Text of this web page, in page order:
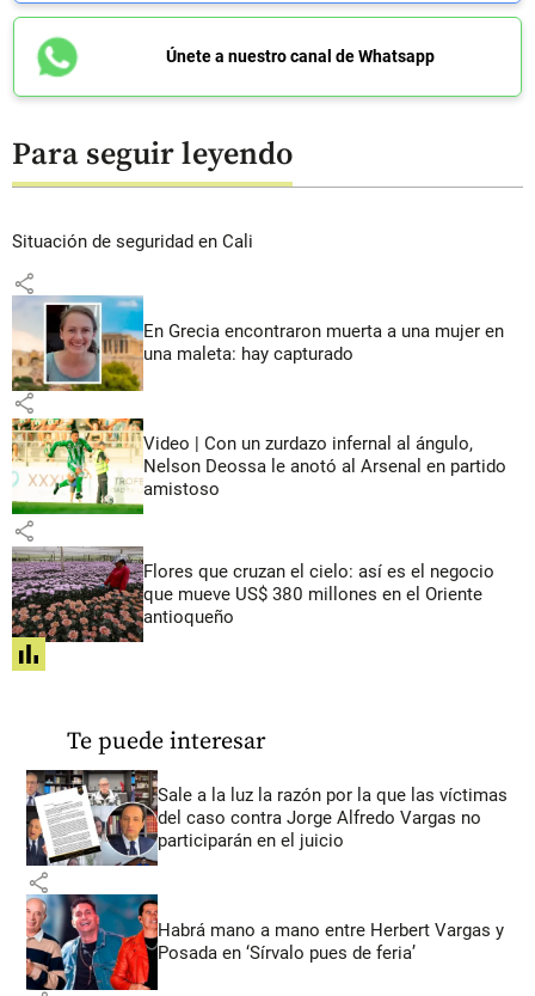
Únete a nuestro canal de Whatsapp
Para seguir leyendo
Situación de seguridad en Cali
share
En Grecia encontraron muerta a una mujer en
una maleta: hay capturado
share
Video | Con un zurdazo infernal al ángulo,
Nelson Deossa le anotó al Arsenal en partido
amistoso
share
Flores que cruzan el cielo: así es el negocio
que mueve US$ 380 millones en el Oriente
antioqueño
share
Te puede interesar
Sale a la luz la razón por la que las víctimas
del caso contra Jorge Alfredo Vargas no
participarán en el juicio
share
Habrá mano a mano entre Herbert Vargas y
Posada en ‘Sírvalo pues de feria’